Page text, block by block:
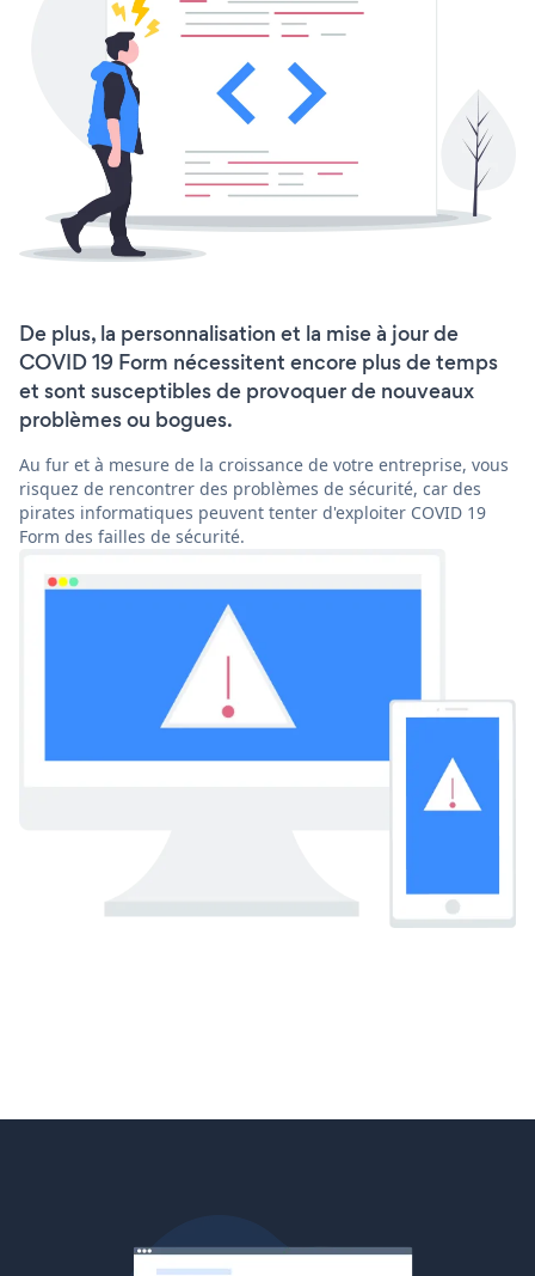
De plus, la personnalisation et la mise à jour de
COVID 19 Form nécessitent encore plus de temps
et sont susceptibles de provoquer de nouveaux
problèmes ou bogues.
Au fur et à mesure de la croissance de votre entreprise, vous
risquez de rencontrer des problèmes de sécurité, car des
pirates informatiques peuvent tenter d'exploiter COVID 19
Form des failles de sécurité.